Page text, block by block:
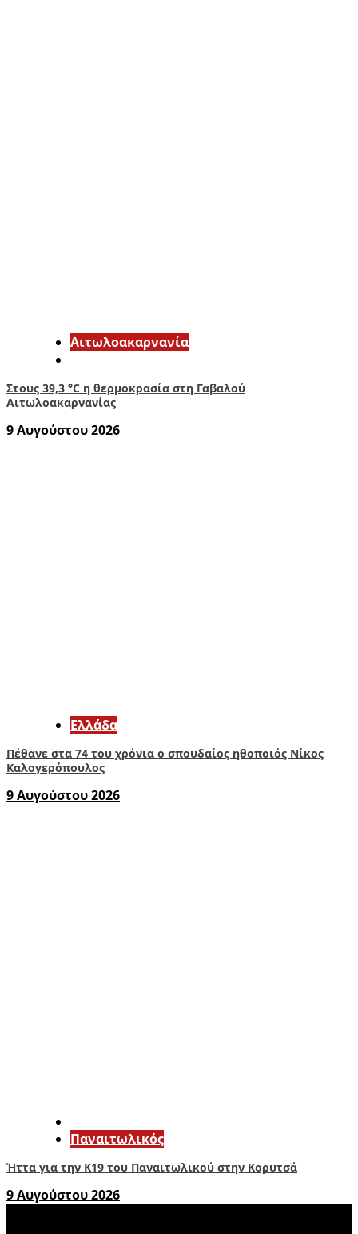
Αιτωλοακαρνανία
Στους 39,3 °C η θερμοκρασία στη Γαβαλού
Αιτωλοακαρνανίας
9 Αυγούστου 2026
Ελλάδα
Πέθανε στα 74 του χρόνια ο σπουδαίος ηθοποιός Νίκος
Καλογερόπουλος
9 Αυγούστου 2026
Παναιτωλικός
Ήττα για την Κ19 του Παναιτωλικού στην Κορυτσά
9 Αυγούστου 2026